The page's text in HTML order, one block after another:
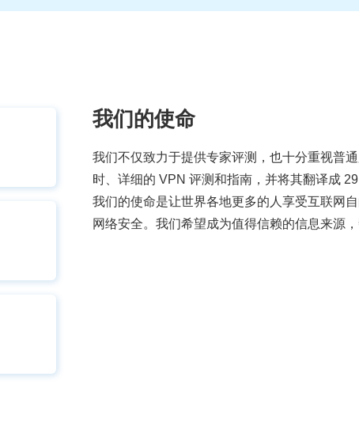
我们的使命
我们不仅致力于提供专家评测，也十分重视普
时、详细的 VPN 评测和指南，并将其翻译成 29
我们的使命是让世界各地更多的人享受互联网
网络安全。我们希望成为值得信赖的信息来源